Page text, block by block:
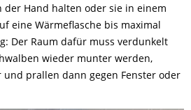
der Hand halten oder sie in einem
eine Wärmeflasche bis maximal
Der Raum dafür muss verdunkelt
wieder munter werden,
prallen dann gegen Fenster oder